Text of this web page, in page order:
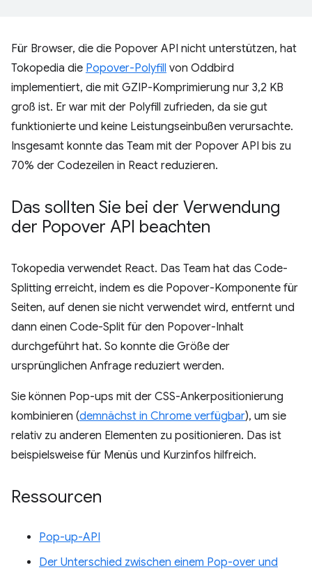
Für Browser, die die Popover API nicht unterstützen, hat
Tokopedia die Popover-Polyfill von Oddbird
implementiert, die mit GZIP-Komprimierung nur 3,2 KB
groß ist. Er war mit der Polyfill zufrieden, da sie gut
funktionierte und keine Leistungseinbußen verursachte.
Insgesamt konnte das Team mit der Popover API bis zu
70% der Codezeilen in React reduzieren.
Das sollten Sie bei der Verwendung
der Popover API beachten
Tokopedia verwendet React. Das Team hat das Code-
Splitting erreicht, indem es die Popover-Komponente für
Seiten, auf denen sie nicht verwendet wird, entfernt und
dann einen Code-Split für den Popover-Inhalt
durchgeführt hat. So konnte die Größe der
ursprünglichen Anfrage reduziert werden.
Sie können Pop-ups mit der CSS-Ankerpositionierung
kombinieren (demnächst in Chrome verfügbar), um sie
relativ zu anderen Elementen zu positionieren. Das ist
beispielsweise für Menüs und Kurzinfos hilfreich.
Ressourcen
Pop-up-API
Der Unterschied zwischen einem Pop-over und